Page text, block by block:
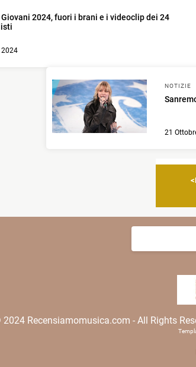
2024, fuori i brani e i videoclip dei 24
2024
NOTIZIE
21
Recensiamomusica.com - All Rights